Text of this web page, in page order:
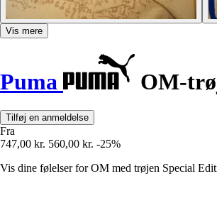
Vis mere
Puma OM-
Tilføj en anmeldelse
Fra
747,00 kr. 560,00 kr. -25%
Vis dine følelser for OM med trøjen Special